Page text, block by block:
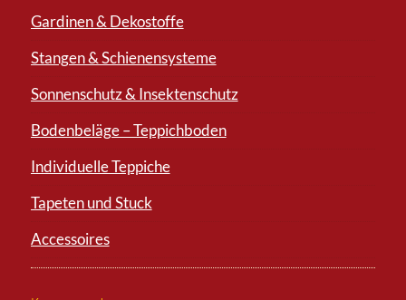
Gardinen & Dekostoffe
Stangen & Schienensysteme
Sonnenschutz & Insektenschutz
Bodenbeläge – Teppichboden
Individuelle Teppiche
Tapeten und Stuck
Accessoires